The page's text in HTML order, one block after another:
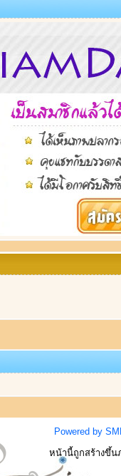
Powered by
หน้านี้ถูกสร้างขึ้น